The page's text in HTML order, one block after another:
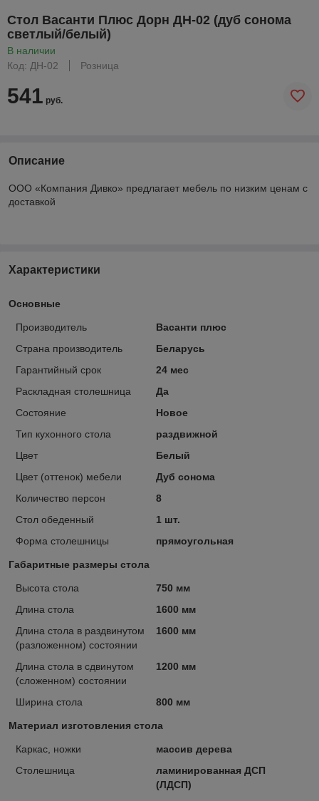
Стол Васанти Плюс Дорн ДН-02 (дуб сонома
светлый/белый)
В наличии
Код: ДН-02
Розница
541 руб.
Описание
ООО «Компания Дивко» предлагает мебель по низким ценам с
доставкой
Характеристики
Основные
Производитель
Васанти плюс
Страна производитель
Беларусь
Гарантийный срок
24 мес
Раскладная столешница
Да
Состояние
Новое
Тип кухонного стола
раздвижной
Цвет
Белый
Цвет (оттенок) мебели
Дуб сонома
Количество персон
8
Стол обеденный
1 шт.
Форма столешницы
прямоугольная
Габаритные размеры стола
Высота стола
750 мм
Длина стола
1600 мм
Длина стола в раздвинутом
(разложенном) состоянии
1600 мм
Длина стола в сдвинутом
(сложенном) состоянии
1200 мм
Ширина стола 800 мм
Материал изготовления стола
Каркас, ножки
массив дерева
Столешница
ламинированная ДСП
(ЛДСП)